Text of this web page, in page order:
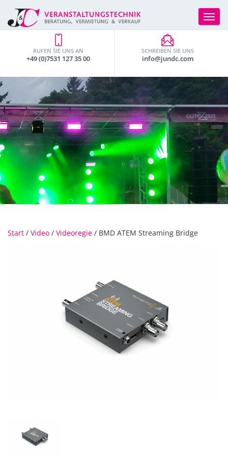
Toggle
SCHREIBEN SIE UNS
info@jundc.com
RUFEN SIE UNS AN
+49 (0)7531 127 35 00
Start / Video / Videoregie / BMD ATEM Streaming Bridge